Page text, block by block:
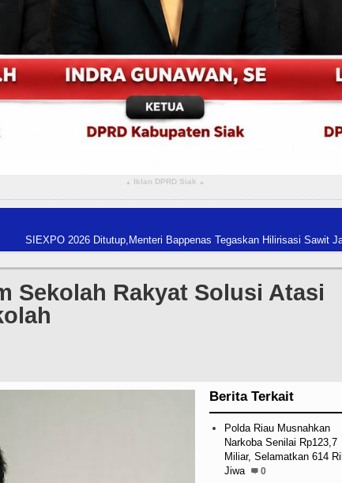
▴ Iklan DPRD Siak ▴
Ditutup,Menteri Bappenas Tegaskan Hilirisasi Sawit Jadi Kunci
Sekolah Rakyat Solusi Atasi
Berita Terkait
Polda Riau Musnahkan
Narkoba Senilai Rp123,7
Miliar, Selamatkan 614
Jiwa
0